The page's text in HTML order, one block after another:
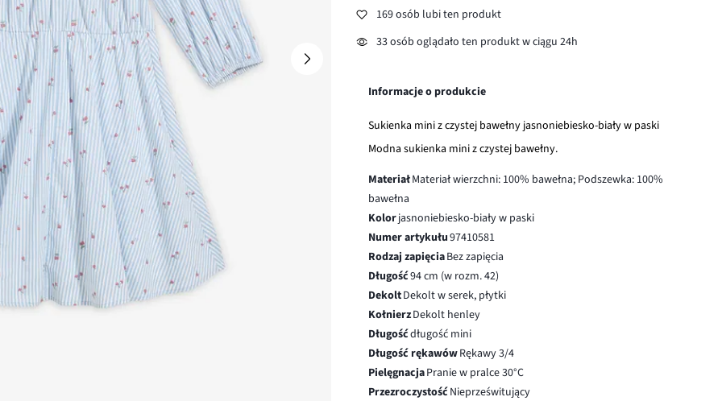
169 osób lubi ten produkt
33 osób oglądało ten produkt w ciągu 24h
Informacje o produkcie
Sukienka mini z czystej bawełny jasnoniebiesko-biały w paski
Modna sukienka mini z czystej bawełny.
MateriałMateriał wierzchni: 100% bawełna; Podszewka: 100%
bawełna
Kolorjasnoniebiesko-biały w paski
Numer artykułu97410581
Rodzaj zapięciaBez zapięcia
Długość94 cm (w rozm. 42)
DekoltDekolt w serek, płytki
KołnierzDekolt henley
Długośćdługość mini
Długość rękawówRękawy 3/4
PielęgnacjaPranie w pralce 30°C
PrzezroczystośćNieprześwitujący